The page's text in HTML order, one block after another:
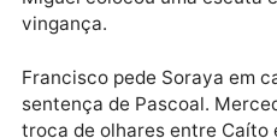
ouve. Wagner desmaia, e
médico afirma que o